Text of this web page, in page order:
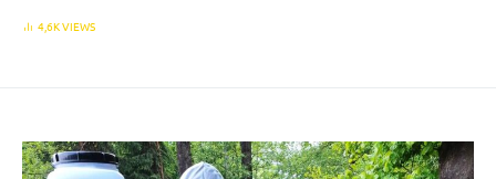
4,6K VIEWS